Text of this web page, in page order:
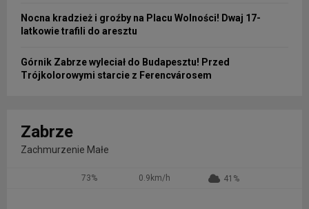
Nocna kradzież i groźby na Placu Wolności! Dwaj 17-
latkowie trafili do aresztu
Górnik Zabrze wyleciał do Budapesztu! Przed
Trójkolorowymi starcie z Ferencvárosem
Zabrze
Zachmurzenie Małe
73% 0.9km/h 41%